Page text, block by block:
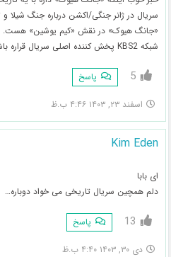
سریال در ژانر جنگی/اکشن درباره جنگ شیلا
«جانگ هیوک» در نقش «کیم یوشین» هست.
شبکه KBS2 پخش کننده اصلی سریال قراره باشه.
5 پاسخ
اسفند ۲۳, ۱۴۰۳ ۴:۴۶ ب.ظ
Kim Eden
ای بابا
دلم همچین سریال تاریخی می خواد دوباره…
13 پاسخ
دی ۳۰, ۱۴۰۳ ۴:۴۰ ب.ظ